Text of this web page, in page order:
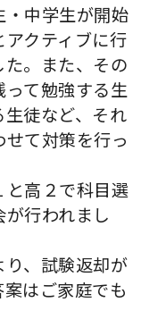
中学生が開始
クティブに行
。また、その
って勉強する生
徒など、それ
て対策を行っ
と高２で科目選
行われまし
り、試験返却が
はご家庭でも